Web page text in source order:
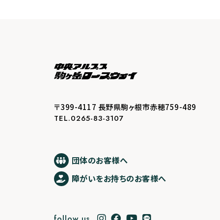
〒399-4117 長野県駒ヶ根市赤穂759-489
TEL.0265-83-3107
団体のお客様へ
障がいをお持ちのお客様へ